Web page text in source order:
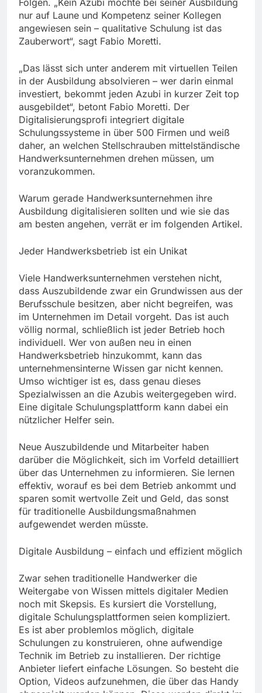
nur auf Laune und Kompetenz seiner Kollegen
angewiesen sein – qualitative Schulung ist das
Zauberwort“, sagt Fabio Moretti.
„Das lässt sich unter anderem mit virtuellen Teilen
in der Ausbildung absolvieren – wer darin einmal
investiert, bekommt jeden Azubi in kurzer Zeit top
ausgebildet“, betont Fabio Moretti. Der
Digitalisierungsprofi integriert digitale
Schulungssysteme in über 500 Firmen und weiß
daher, an welchen Stellschrauben mittelständische
Handwerksunternehmen drehen müssen, um
voranzukommen.
Warum gerade Handwerksunternehmen ihre
Ausbildung digitalisieren sollten und wie sie das
am besten angehen, verrät er im folgenden Artikel.
Jeder Handwerksbetrieb ist ein Unikat
Viele Handwerksunternehmen verstehen nicht,
dass Auszubildende zwar ein Grundwissen aus der
Berufsschule besitzen, aber nicht begreifen, was
im Unternehmen im Detail vorgeht. Das ist auch
völlig normal, schließlich ist jeder Betrieb hoch
individuell. Wer von außen neu in einen
Handwerksbetrieb hinzukommt, kann das
unternehmensinterne Wissen gar nicht kennen.
Umso wichtiger ist es, dass genau dieses
Spezialwissen an die Azubis weitergegeben wird.
Eine digitale Schulungsplattform kann dabei ein
nützlicher Helfer sein.
Neue Auszubildende und Mitarbeiter haben
darüber die Möglichkeit, sich im Vorfeld detailliert
über das Unternehmen zu informieren. Sie lernen
effektiv, worauf es bei dem Betrieb ankommt und
sparen somit wertvolle Zeit und Geld, das sonst
für traditionelle Ausbildungsmaßnahmen
aufgewendet werden müsste.
Digitale Ausbildung – einfach und effizient möglich
Zwar sehen traditionelle Handwerker die
Weitergabe von Wissen mittels digitaler Medien
noch mit Skepsis. Es kursiert die Vorstellung,
digitale Schulungsplattformen seien kompliziert.
Es ist aber problemlos möglich, digitale
Schulungen zu konstruieren, ohne aufwendige
Technik im Betrieb zu installieren. Der richtige
Anbieter liefert einfache Lösungen. So besteht die
Option, Videos aufzunehmen, die über das Handy